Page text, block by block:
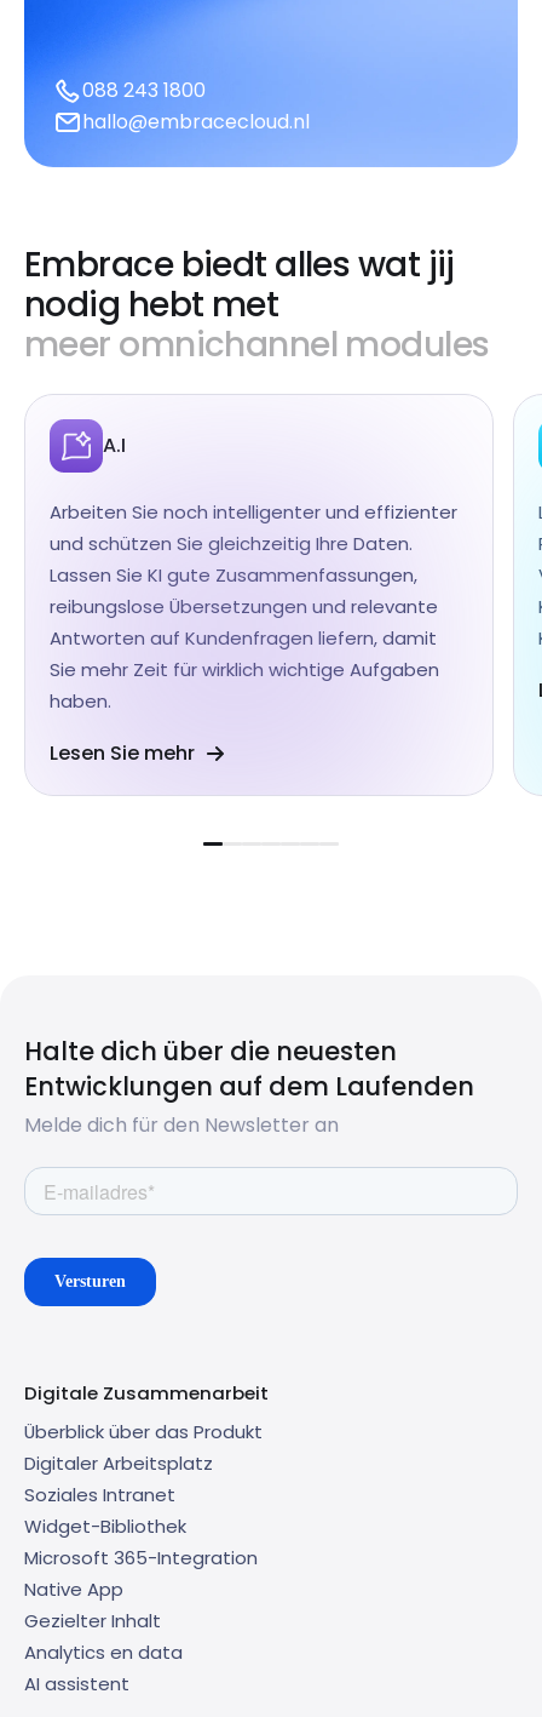
088 243 1800
hallo@embracecloud.nl
Embrace biedt alles wat jij
nodig hebt met
meer omnichannel modules
A.I
Arbeiten Sie noch intelligenter und effizienter
und schützen Sie gleichzeitig Ihre Daten.
Lassen Sie KI gute Zusammenfassungen,
reibungslose Übersetzungen und relevante
Antworten auf Kundenfragen liefern, damit
Sie mehr Zeit für wirklich wichtige Aufgaben
haben.
Lesen Sie mehr
Halte dich über die neuesten
Entwicklungen auf dem Laufenden
Melde dich für den Newsletter an
Digitale Zusammenarbeit
Überblick über das Produkt
Digitaler Arbeitsplatz
Soziales Intranet
Widget-Bibliothek
Microsoft 365-Integration
Native App
Gezielter Inhalt
Analytics en data
AI assistent